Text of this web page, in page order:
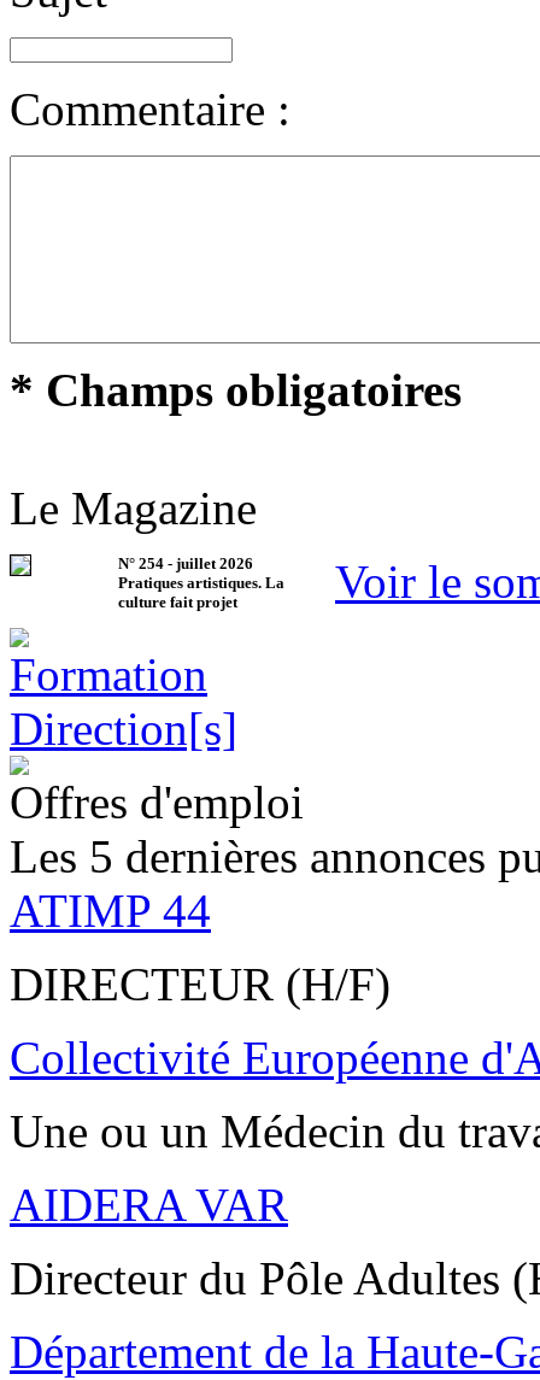
Commentaire :
* Champs obligatoires
Le Magazine
N° 254 - juillet 2026
Pratiques artistiques. La
culture fait projet
Voir le
Offres d'emploi
Les 5 dernières annonces
ATIMP 44
DIRECTEUR (H/F)
Collectivité Européenne
Une ou un Médecin du
AIDERA VAR
Directeur du Pôle Adultes
Département de la Haute-